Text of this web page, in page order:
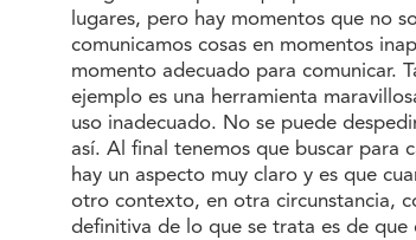
lugares, pero hay momentos que no
comunicamos cosas en momentos
momento adecuado para comunicar.
ejemplo es una herramienta
uso inadecuado. No se puede
así. Al final tenemos que buscar para
hay un aspecto muy claro y es que
otro contexto, en otra circunstancia,
definitiva de lo que se trata es de